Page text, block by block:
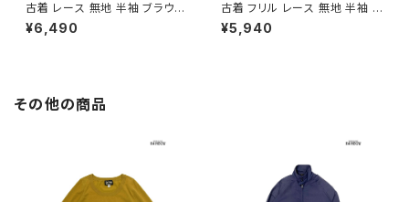
古着 レース 無地 半袖 ブラウス
ベージュ (ttu2605032)
¥6,490
古着 フリル レース 無地 半袖 ブ
ラウス 白 (ttu2605031)
¥5,940
その他の商品